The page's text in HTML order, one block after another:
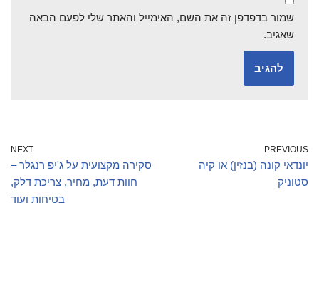
שמור בדפדפן זה את השם, האימייל והאתר שלי לפעם הבאה
שאגיב.
PREVIOUS
יונדאי קונה (בנזין) או קיה
סטוניק
NEXT
סקירה מקצועית על ג'יפ רנגלר –
חוות דעת, מחיר, צריכת דלק,
בטיחות ועוד